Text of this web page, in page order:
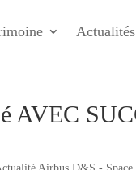
Actualités